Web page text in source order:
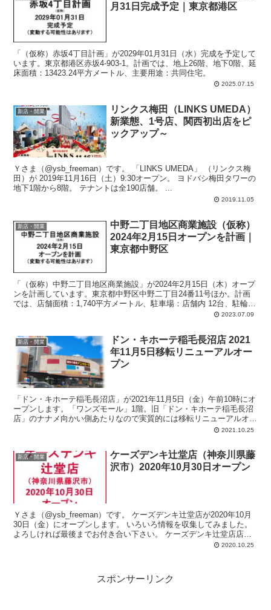
月31日完成予定｜東京都港区
「（仮称）赤坂4丁目計画」が2029年01月31日（水）完成を予定して
います。東京都港区赤坂4-903-1。計画では、地上26階、地下0階、延
床面積：13423.24平方メートル、主要用途：共同住宅。
2025.07.15
新店・開業
リンクス梅田（LINKS UMEDA）
新業態、1号店、関西初出店をピ
ックアップ～
Ｙさま（@ysb_freeman）です。 「LINKS UMEDA」 （リンクス梅
田）が 2019年11月16日（土）9:30オープン。 ヨドバシ梅田タワーの
地下1階から8階。 テナントは全190店舗。 ...
2019.11.05
新店・開業
中野二丁目地区商業施設（仮称）
2024年2月15日オープンを計画｜
東京都中野区
「（仮称）中野二丁目地区商業施設」が2024年2月15日（木）オープ
ンを計画しています。東京都中野区中野二丁目24番11号ほか。計画
では、店舗面積：1,740平方メートル、駐車場：店舗内 12台、駐輪
2023.07.09
新店・開業
ドン・キホーテ稲毛長沼店 2021
年11月5日移転リニューアルオー
プン
「ドン・キホーテ稲毛長沼店」が2021年11月5日（金）午前10時にオ
ープンします。「ワンズモール」1階。旧「ドン・キホーテ稲毛長沼
店」のナナメ向かい側あたりなので実質的には移転リニューアルオー
プン。売場面積：2,726平方メートル。駐車場：1,500台 （施設共
2021.10.25
新店・開業
ケーズデンキ辻堂店（神奈川県藤
沢市）2020年10月30日オープン
Ｙさま（@ysb_freeman）です。 ケーズデンキ辻堂店が2020年10月
30日（金）にオープンします。 いろいろ情報を収集してみました。
よろしければ最後までお付き合い下さい。 ケーズデンキ辻堂店店
2020.10.25
スポンサーリンク